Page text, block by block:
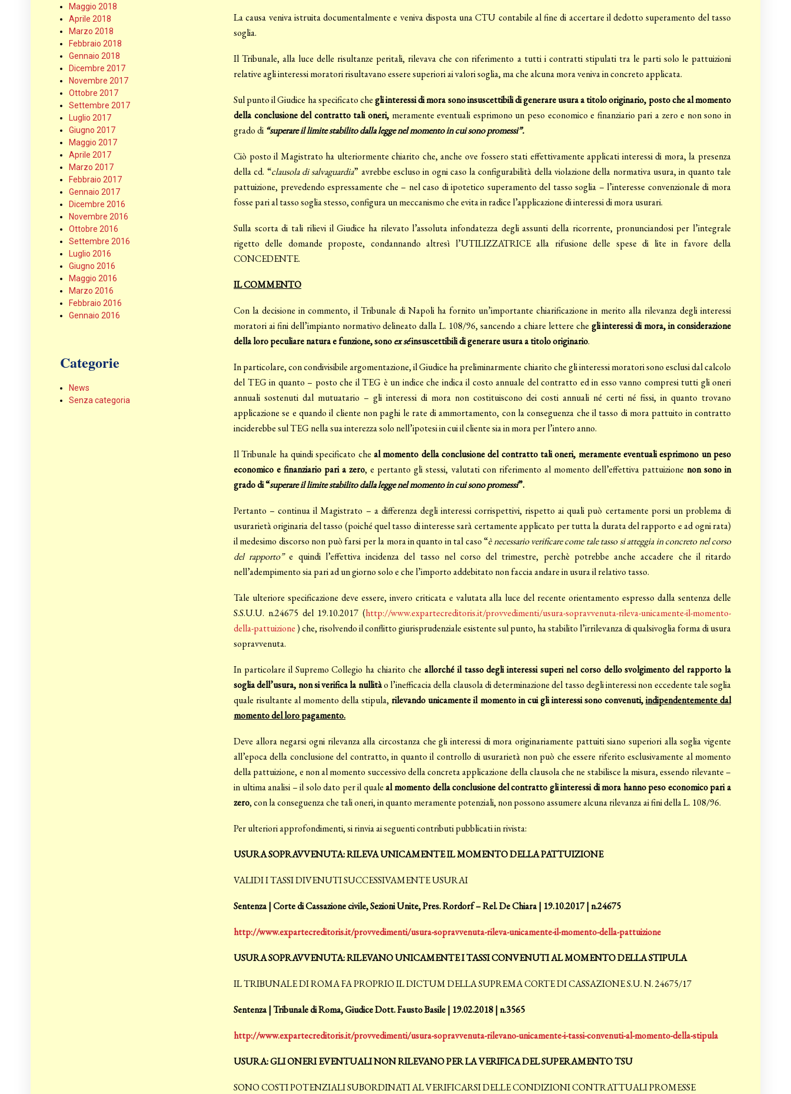
La causa veniva istruita documentalmente e veniva disposta una CTU contabile al fine di accertare il dedotto superamento del tasso
soglia.
Il Tribunale, alla luce delle risultanze peritali, rilevava che con riferimento a tutti i contratti stipulati tra le parti solo le pattuizioni
relative agli interessi moratori risultavano essere superiori ai valori soglia, ma che alcuna mora veniva in concreto applicata.
Sul punto il Giudice ha specificato chegli interessi di mora sono insuscettibili di generare usura a titolo originario, posto che al momento
della conclusione del contratto tali oneri, meramente eventuali esprimono un peso economico e finanziario pari a zero e non sono in
grado di “superare il limite stabilito dalla legge nel momento in cui sono promessi”.
Ciò posto il Magistrato ha ulteriormente chiarito che, anche ove fossero stati effettivamente applicati interessi di mora, la presenza
della cd. “clausola di salvaguardia” avrebbe escluso in ogni caso la configurabilità della violazione della normativa usura, in quanto tale
pattuizione, prevedendo espressamente che – nel caso di ipotetico superamento del tasso soglia – l’interesse convenzionale di mora
fosse pari al tasso soglia stesso, configura un meccanismo che evita in radice l’applicazione di interessi di mora usurari.
Sulla scorta di tali rilievi il Giudice ha rilevato l’assoluta infondatezza degli assunti della ricorrente, pronunciandosi per l’integrale
rigetto delle domande proposte, condannando altresì l’UTILIZZATRICE alla rifusione delle spese di lite in favore della
CONCEDENTE.
IL COMMENTO
Con la decisione in commento, il Tribunale di Napoli ha fornito un’importante chiarificazione in merito alla rilevanza degli interessi
moratori ai fini dell’impianto normativo delineato dalla L. 108/96, sancendo a chiare lettere che gli interessi di mora, in considerazione
della loro peculiare natura e funzione, sonoex séinsuscettibili di generare usura a titolo originario.
In particolare, con condivisibile argomentazione, il Giudice ha preliminarmente chiarito che gli interessi moratori sono esclusi dal calcolo
del TEG in quanto – posto che il TEG è un indice che indica il costo annuale del contratto ed in esso vanno compresi tutti gli oneri
annuali sostenuti dal mutuatario – gli interessi di mora non costituiscono dei costi annuali né certi né fissi, in quanto trovano
applicazione se e quando il cliente non paghi le rate di ammortamento, con la conseguenza che il tasso di mora pattuito in contratto
inciderebbe sul TEG nella sua interezza solo nell’ipotesi in cui il cliente sia in mora per l’intero anno.
Il Tribunale ha quindi specificato che al momento della conclusione del contratto tali oneri, meramente eventuali esprimono un peso
economico e finanziario pari a zero, e pertanto gli stessi, valutati con riferimento al momento dell’effettiva pattuizione non sono in
grado di “superare il limite stabilito dalla legge nel momento in cui sono promessi”.
Pertanto – continua il Magistrato – a differenza degli interessi corrispettivi, rispetto ai quali può certamente porsi un problema di
usurarietà originaria del tasso (poiché quel tasso di interesse sarà certamente applicato per tutta la durata del rapporto e ad ogni rata)
il medesimo discorso non può farsi per la mora in quanto in tal caso “è necessario verificare come tale tasso si atteggia in concreto nel corso
del rapporto”e quindi l’effettiva incidenza del tasso nel corso del trimestre, perchè potrebbe anche accadere che il ritardo
nell’adempimento sia pari ad un giorno solo e che l’importo addebitato non faccia andare in usura il relativo tasso.
Tale ulteriore specificazione deve essere, invero criticata e valutata alla luce del recente orientamento espresso dalla sentenza delle
S.S.U.U. n.24675 del 19.10.2017 (http://www.expartecreditoris.it/provvedimenti/usura-sopravvenuta-rileva-unicamente-il-momento-
della-pattuizione) che, risolvendo il conflitto giurisprudenziale esistente sul punto, ha stabilito l’irrilevanza di qualsivoglia forma di usura
sopravvenuta.
In particolare il Supremo Collegio ha chiarito che allorché il tasso degli interessi superi nel corso dello svolgimento del rapporto la
soglia dell’usura, non si verifica la nullitào l’inefficacia della clausola di determinazione del tasso degli interessi non eccedente tale soglia
quale risultante al momento della stipula,rilevando unicamente il momento in cui gli interessi sono convenuti,indipendentemente dal
momento del loro pagamento.
Deve allora negarsi ogni rilevanza alla circostanza che gli interessi di mora originariamente pattuiti siano superiori alla soglia vigente
all’epoca della conclusione del contratto, in quanto il controllo di usurarietà non può che essere riferito esclusivamente al momento
della pattuizione, e non al momento successivo della concreta applicazione della clausola che ne stabilisce la misura, essendo rilevante –
in ultima analisi – il solo dato per il qualeal momento della conclusione del contratto gli interessi di mora hanno peso economico pari a
zero, con la conseguenza che tali oneri, in quanto meramente potenziali, non possono assumere alcuna rilevanza ai fini della L. 108/96.
Per ulteriori approfondimenti, si rinvia ai seguenti contributi pubblicati in rivista:
USURA SOPRAVVENUTA: RILEVA UNICAMENTE IL MOMENTO DELLA PATTUIZIONE
VALIDI I TASSI DIVENUTI SUCCESSIVAMENTE USURAI
Sentenza | Corte di Cassazione civile, Sezioni Unite, Pres. Rordorf – Rel. De Chiara | 19.10.2017 | n.24675
http://www.expartecreditoris.it/provvedimenti/usura-sopravvenuta-rileva-unicamente-il-momento-della-pattuizione
USURA SOPRAVVENUTA: RILEVANO UNICAMENTE I TASSI CONVENUTI AL MOMENTO DELLA STIPULA
IL TRIBUNALE DI ROMA FA PROPRIO IL DICTUM DELLA SUPREMA CORTE DI CASSAZIONE S.U. N. 24675/17
Sentenza | Tribunale di Roma, Giudice Dott. Fausto Basile | 19.02.2018 | n.3565
http://www.expartecreditoris.it/provvedimenti/usura-sopravvenuta-rilevano-unicamente-i-tassi-convenuti-al-momento-della-stipula
USURA: GLI ONERI EVENTUALI NON RILEVANO PER LA VERIFICA DEL SUPERAMENTO TSU
SONO COSTI POTENZIALI SUBORDINATI AL VERIFICARSI DELLE CONDIZIONI CONTRATTUALI PROMESSE
Maggio 2018
Aprile 2018
Marzo 2018
Febbraio 2018
Gennaio 2018
Dicembre 2017
Novembre 2017
Ottobre 2017
Settembre 2017
Luglio 2017
Giugno 2017
Maggio 2017
Aprile 2017
Marzo 2017
Febbraio 2017
Gennaio 2017
Dicembre 2016
Novembre 2016
Ottobre 2016
Settembre 2016
Luglio 2016
Giugno 2016
Maggio 2016
Marzo 2016
Febbraio 2016
Gennaio 2016
Categorie
News
Senza categoria